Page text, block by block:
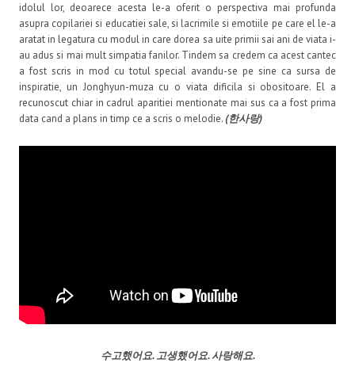
idolul lor, deoarece acesta le-a oferit o perspectiva mai profunda
asupra copilariei si educatiei sale, si lacrimile si emotiile pe care el le-a
aratat in legatura cu modul in care dorea sa uite primii sai ani de viata i-
au adus si mai mult simpatia fanilor. Tindem sa credem ca acest cantec
a fost scris in mod cu totul special avandu-se pe sine ca sursa de
inspiratie, un Jonghyun-muza cu o viata dificila si obositoare. El a
recunoscut chiar in cadrul aparitiei mentionate mai sus ca a fost prima
data cand a plans in timp ce a scris o melodie.(한사랑)
수고했어요.고생했어요. 사랑해요.